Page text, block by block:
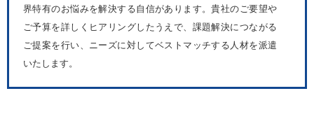
界特有のお悩みを解決する自信があります。貴社のご要望や
ご予算を詳しくヒアリングしたうえで、課題解決につながる
ご提案を行い、ニーズに対してベストマッチする人材を派遣
いたします。